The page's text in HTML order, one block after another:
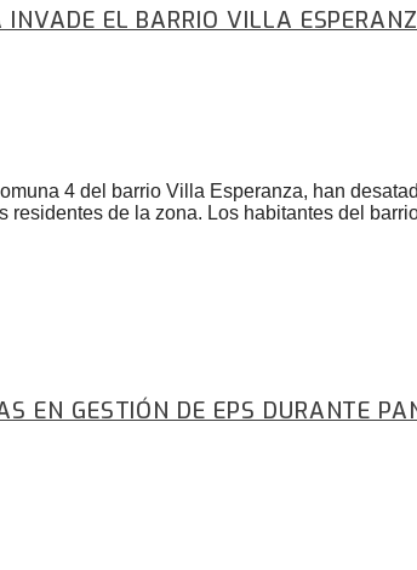
EL BARRIO VILLA
4 del barrio Villa Esperanza, han
de la zona. Los habitantes del
EN GESTIÓN DE EPS DURANTE